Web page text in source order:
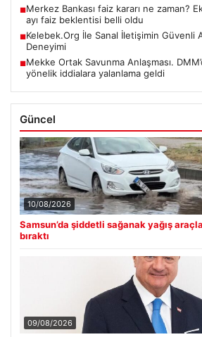
■Merkez Bankası faiz kararı ne zaman?
ayı faiz beklentisi belli oldu
■Kelebek.Org İle Sanal İletişimin Güvenli
Deneyimi
■Mekke Ortak Savunma Anlaşması.
yönelik iddialara yalanlama geldi
Güncel
10/08/2026
Samsun’da şiddetli sağanak yağış
bıraktı
09/08/2026